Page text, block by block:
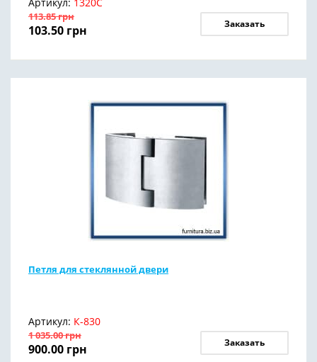
113.85грн
103.50 грн Заказать
Петля для стеклянной двери
Артикул: К-830
1 035.00грн
900.00 грн Заказать